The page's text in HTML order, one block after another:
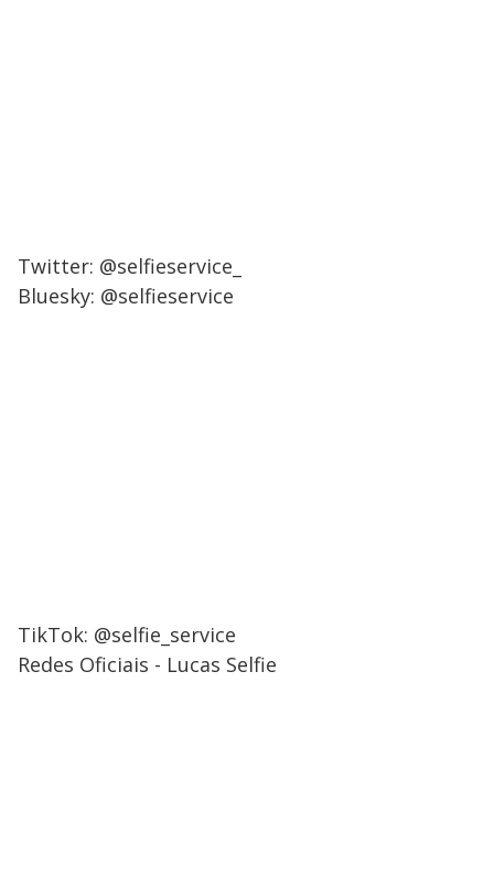
Twitter: @selfieservice_
Bluesky: @selfieservice
TikTok: @selfie_service
Redes Oficiais - Lucas Selfie